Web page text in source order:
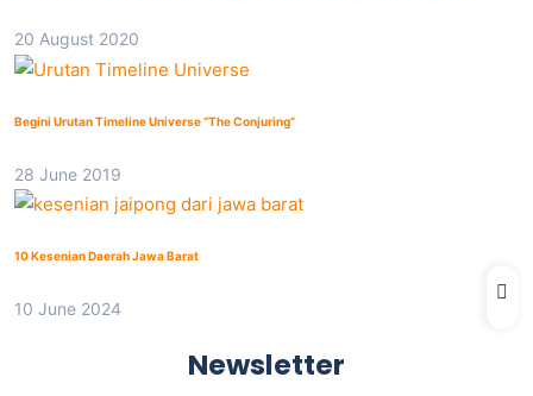
20 August 2020
Begini Urutan Timeline Universe “The Conjuring”
28 June 2019
10 Kesenian Daerah Jawa Barat
10 June 2024
Newsletter